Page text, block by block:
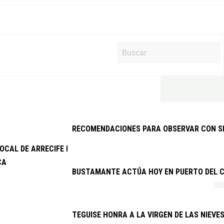
DE ARRECIFE DETIENE A DOS VARONES EXTRANJEROS
RECOMENDACIONES PARA OBSERVAR CON
BUSTAMANTE ACTÚA HOY EN PUERTO DEL
TEGUISE HONRA A LA VIRGEN DE LAS